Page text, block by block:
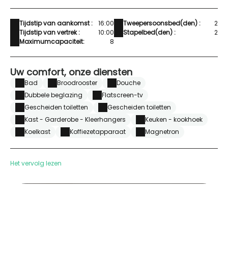
Tijdstip van aankomst :
16:00
Tijdstip van vertrek :
10:00
Maximumcapaciteit:
8
Tweepersoonsbed(den) :
2
Stapelbed(den) :
2
Uw comfort, onze diensten
Bad Broodrooster
Douche
Dubbele beglazing
Flatscreen-tv
Gescheiden toiletten
Gescheiden toiletten
Kast - Garderobe - Kleerhangers
Keuken - kookhoek
Koelkast
Koffiezetapparaat Magnetron
Het vervolg lezen